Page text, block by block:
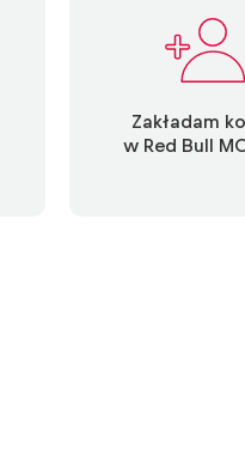
Zakładam
w Red Bull